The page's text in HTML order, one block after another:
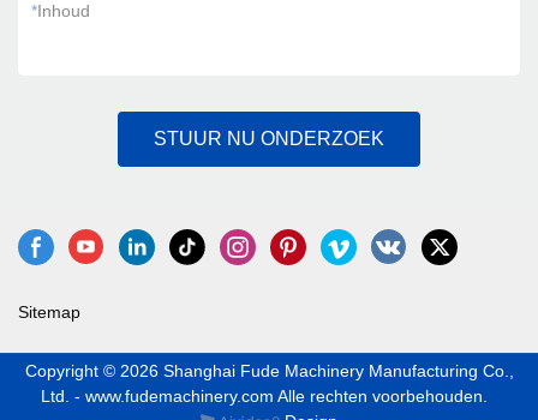
*Inhoud
STUUR NU ONDERZOEK
Sitemap
Copyright © 2026 Shanghai Fude Machinery Manufacturing Co.,
Ltd. - www.fudemachinery.com Alle rechten voorbehouden.